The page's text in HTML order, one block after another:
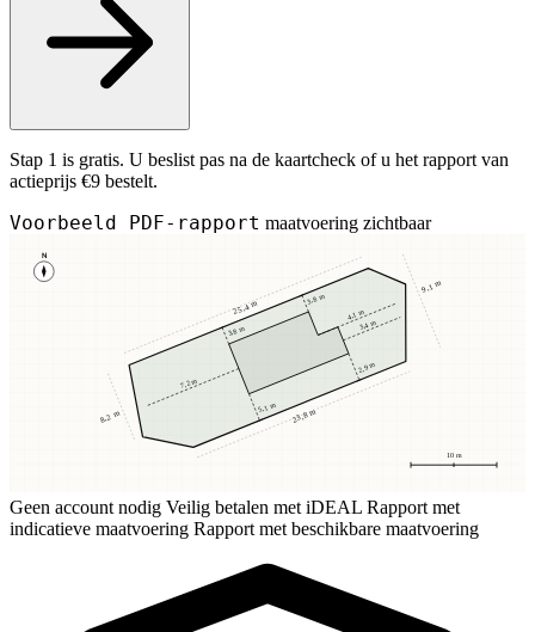
Stap 1 is gratis. U beslist pas na de kaartcheck of u het rapport van
actieprijs €9 bestelt.
Voorbeeld PDF-rapport maatvoering zichtbaar
N
10 m
3,8 m
3,8 m
5,1 m
2,9 m
7,2 m
3,4 m
4,1 m
25,4 m
23,8 m
8,2 m
9,1 m
Geen account nodig Veilig betalen met iDEAL Rapport met
indicatieve maatvoering Rapport met beschikbare maatvoering